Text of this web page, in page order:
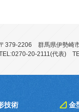
379-2206 群馬県伊勢崎
20-2111(代表)
技術 金